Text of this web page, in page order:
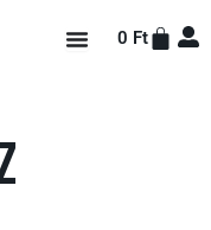
0 FtKosár